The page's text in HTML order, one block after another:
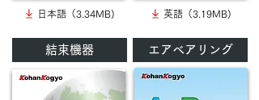
日本語（3.34MB) 英語（3.19MB)
結束機器 エアベアリング